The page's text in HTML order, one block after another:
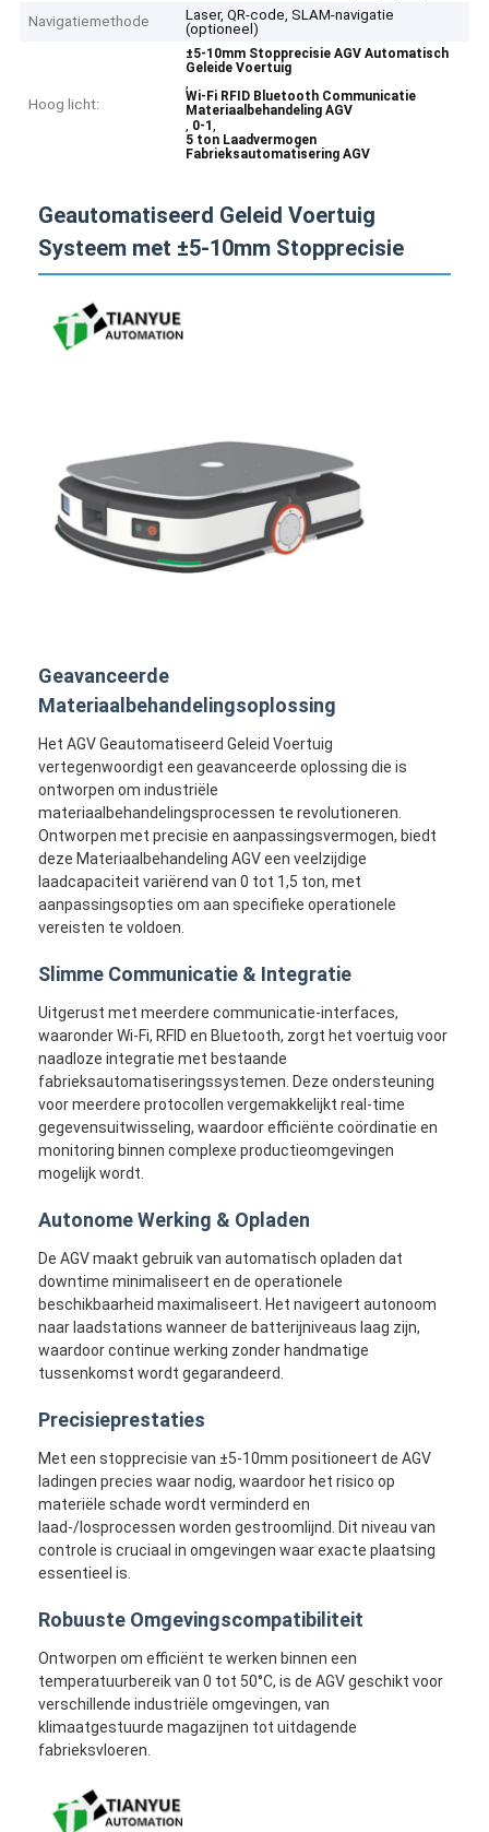
Thuis
Producten
Videos
Over ons
Fabrieksreis
Kwaliteitscontrole
Contacteer ons
nieuws
Blog
Praatje Nu
Automatisch geleide AGV-voertuig
Navigatiemethode
Laser, QR-code, SLAM-navigatie
(optioneel)
Hoog licht:
±5-10mm Stopprecisie AGV Automatisch
Geleide Voertuig
,
Wi-Fi RFID Bluetooth Communicatie
Materiaalbehandeling AGV
, 0-1,
5 ton Laadvermogen
Fabrieksautomatisering AGV
Geautomatiseerd Geleid Voertuig
Systeem met ±5-10mm Stopprecisie
Geavanceerde
Materiaalbehandelingsoplossing
Het AGV Geautomatiseerd Geleid Voertuig
vertegenwoordigt een geavanceerde oplossing die is
ontworpen om industriële
materiaalbehandelingsprocessen te revolutioneren.
Ontworpen met precisie en aanpassingsvermogen, biedt
deze Materiaalbehandeling AGV een veelzijdige
laadcapaciteit variërend van 0 tot 1,5 ton, met
aanpassingsopties om aan specifieke operationele
vereisten te voldoen.
Slimme Communicatie & Integratie
Uitgerust met meerdere communicatie-interfaces,
waaronder Wi-Fi, RFID en Bluetooth, zorgt het voertuig voor
naadloze integratie met bestaande
fabrieksautomatiseringssystemen. Deze ondersteuning
voor meerdere protocollen vergemakkelijkt real-time
gegevensuitwisseling, waardoor efficiënte coördinatie en
monitoring binnen complexe productieomgevingen
mogelijk wordt.
Autonome Werking & Opladen
De AGV maakt gebruik van automatisch opladen dat
downtime minimaliseert en de operationele
beschikbaarheid maximaliseert. Het navigeert autonoom
naar laadstations wanneer de batterijniveaus laag zijn,
waardoor continue werking zonder handmatige
tussenkomst wordt gegarandeerd.
Precisieprestaties
Met een stopprecisie van ±5-10mm positioneert de AGV
ladingen precies waar nodig, waardoor het risico op
materiële schade wordt verminderd en
laad-/losprocessen worden gestroomlijnd. Dit niveau van
controle is cruciaal in omgevingen waar exacte plaatsing
essentieel is.
Robuuste Omgevingscompatibiliteit
Ontworpen om efficiënt te werken binnen een
temperatuurbereik van 0 tot 50°C, is de AGV geschikt voor
verschillende industriële omgevingen, van
klimaatgestuurde magazijnen tot uitdagende
fabrieksvloeren.